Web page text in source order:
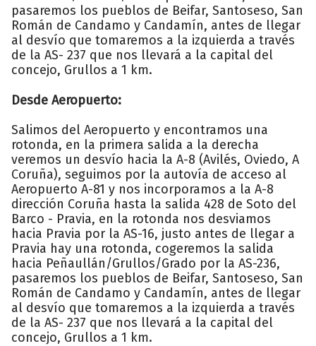
pasaremos los pueblos de Beifar, Santoseso, San
Román de Candamo y Candamín, antes de llegar
al desvío que tomaremos a la izquierda a través
de la AS- 237 que nos llevará a la capital del
concejo, Grullos a 1 km.
Desde Aeropuerto:
Salimos del Aeropuerto y encontramos una
rotonda, en la primera salida a la derecha
veremos un desvío hacia la A-8 (Avilés, Oviedo, A
Coruña), seguimos por la autovía de acceso al
Aeropuerto A-81 y nos incorporamos a la A-8
dirección Coruña hasta la salida 428 de Soto del
Barco - Pravia, en la rotonda nos desviamos
hacia Pravia por la AS-16, justo antes de llegar a
Pravia hay una rotonda, cogeremos la salida
hacia Peñaullán/Grullos/Grado por la AS-236,
pasaremos los pueblos de Beifar, Santoseso, San
Román de Candamo y Candamín, antes de llegar
al desvío que tomaremos a la izquierda a través
de la AS- 237 que nos llevará a la capital del
concejo, Grullos a 1 km.